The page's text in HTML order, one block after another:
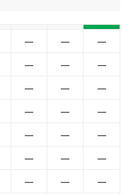
— —
—
— —
—
— —
—
— —
—
— —
—
— —
—
— —
—